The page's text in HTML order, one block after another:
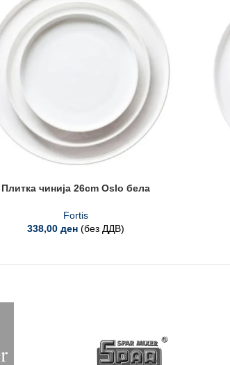
Плитка чинија 26cm Oslo бела
Fortis
338,00ден (без ДДВ)